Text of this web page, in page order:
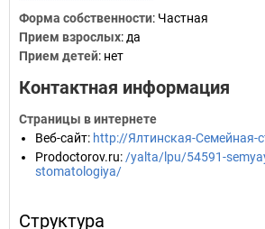
Форма собственности: Частная
Прием взрослых: да
Прием детей: нет
Контактная информация
Страницы в интернете
Веб-сайт: http://Ялтинская-Семейная-
Prodoctorov.ru: /yalta/lpu/54591-
stomatologiya/
Структура